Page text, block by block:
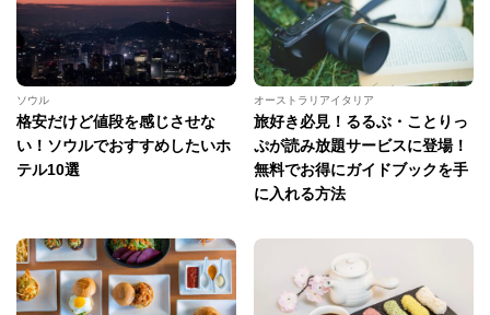
ソウル
格安だけど値段を感じさせな
い！ソウルでおすすめしたいホ
テル10選
オーストラリアイタリア
旅好き必見！るるぶ・ことりっ
ぷが読み放題サービスに登場！
無料でお得にガイドブックを手
に入れる方法